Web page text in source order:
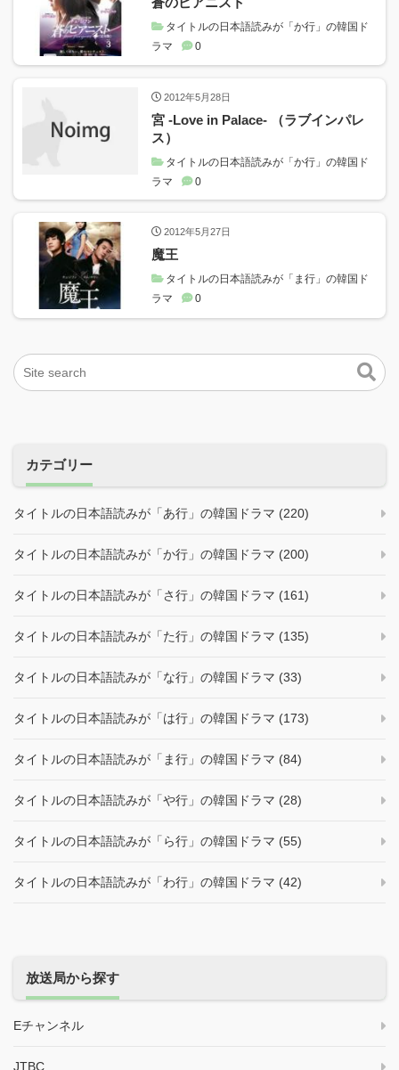
タイトルの日本語読みが「か行」の韓国ド
ラマ
0
2012年5月28日
宮 -Love in Palace- （ラブインパレ
ス）
タイトルの日本語読みが「か行」の韓国ド
ラマ
0
2012年5月27日
魔王
タイトルの日本語読みが「ま行」の韓国ド
ラマ
0
カテゴリー
タイトルの日本語読みが「あ行」の韓国ドラマ (220)
タイトルの日本語読みが「か行」の韓国ドラマ (200)
タイトルの日本語読みが「さ行」の韓国ドラマ (161)
タイトルの日本語読みが「た行」の韓国ドラマ (135)
タイトルの日本語読みが「な行」の韓国ドラマ (33)
タイトルの日本語読みが「は行」の韓国ドラマ (173)
タイトルの日本語読みが「ま行」の韓国ドラマ (84)
タイトルの日本語読みが「や行」の韓国ドラマ (28)
タイトルの日本語読みが「ら行」の韓国ドラマ (55)
タイトルの日本語読みが「わ行」の韓国ドラマ (42)
放送局から探す
Eチャンネル
JTBC